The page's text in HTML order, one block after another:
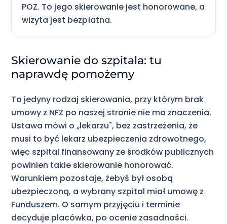
POZ. To jego skierowanie jest honorowane, a
wizyta jest bezpłatna.
Skierowanie do szpitala: tu
naprawdę pomożemy
To jedyny rodzaj skierowania, przy którym brak
umowy z NFZ po naszej stronie nie ma znaczenia.
Ustawa mówi o „lekarzu", bez zastrzeżenia, że
musi to być lekarz ubezpieczenia zdrowotnego,
więc szpital finansowany ze środków publicznych
powinien takie skierowanie honorować.
Warunkiem pozostaje, żebyś był osobą
ubezpieczoną, a wybrany szpital miał umowę z
Funduszem. O samym przyjęciu i terminie
decyduje placówka, po ocenie zasadności.